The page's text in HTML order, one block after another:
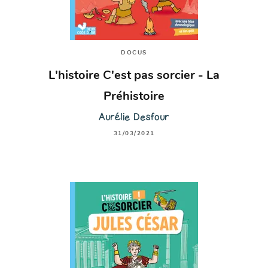
DOCUS
L'histoire C'est pas sorcier - La
Préhistoire
Aurélie Desfour
31/03/2021